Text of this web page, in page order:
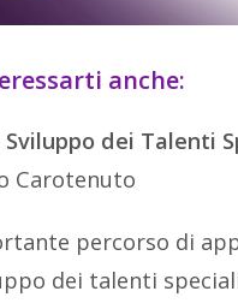
anche:
Sviluppo dei Talenti
Carotenuto
percorso di
dei talenti